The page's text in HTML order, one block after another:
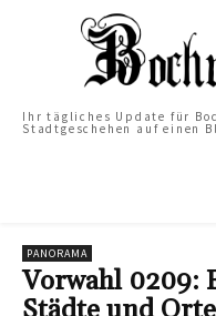
Ihr tägliches Update für
Stadtgeschehen auf einen
PANORAMA
Vorwahl 0209: